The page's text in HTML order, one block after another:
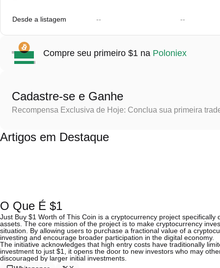
Desde a listagem -- --
Compre seu primeiro $1 na Poloniex
Cadastre-se e Ganhe
Recompensa Exclusiva de Hoje: Conclua sua primeira
Artigos em Destaque
O Que É $1
Just Buy $1 Worth of This Coin is a cryptocurrency project
assets. The core mission of the project is to make cryptocurrency
situation. By allowing users to purchase a fractional value of a
investing and encourage broader participation in the digital economy.
The initiative acknowledges that high entry costs have traditionally
investment to just $1, it opens the door to new investors who may
discouraged by larger initial investments.